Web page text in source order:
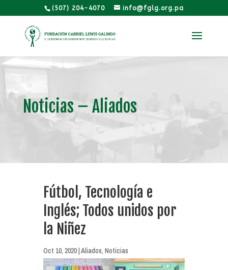
(507) 204-4070 info@fglg.org.pa
Noticias – Aliados
Fútbol, Tecnología e
Inglés; Todos unidos por
la Niñez
Oct 10, 2020|Aliados, Noticias